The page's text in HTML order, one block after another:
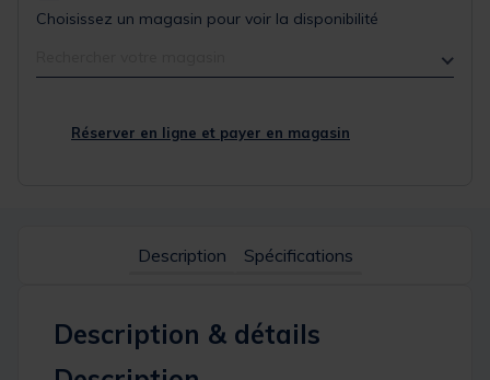
Choisissez un magasin pour voir la disponibilité
Réserver en ligne et payer en magasin
Description Spécifications
Description & détails